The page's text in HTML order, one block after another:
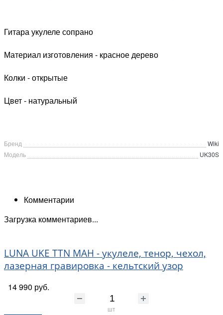
Гитара укулеле сопрано
Материал изготовления - красное дерево
Колки - открытые
Цвет - натуральный
Бренд
Wiki
Модель
UK30S
Комментарии
Загрузка комментариев...
LUNA UKE TTN MAH - укулеле, тенор, чехол,
лазерная гравировка - кельтский узор
14 990 руб.
шт